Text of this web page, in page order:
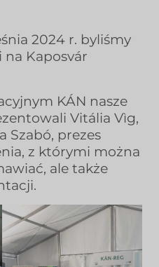
2024 r. byliśmy
Kaposvár
KÁN nasze
Vitália Vìg,
Szabó, prezes
z którymi można
ale także